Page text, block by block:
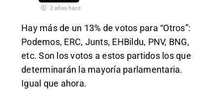
2 años hace
Hay más de un 13% de votos para “Otros”:
Podemos, ERC, Junts, EHBildu, PNV, BNG,
etc. Son los votos a estos partidos los que
determinarán la mayoría parlamentaria.
Igual que ahora.